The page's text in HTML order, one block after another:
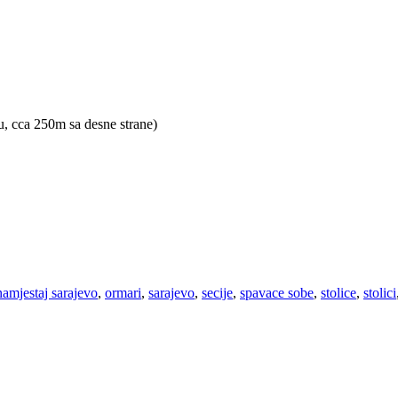
cca 250m sa desne strane)
sarajevo, ormari, sarajevo, secije, spavace sobe, stolice, stolici